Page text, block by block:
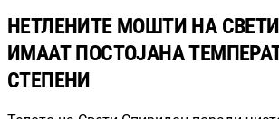
НЕТЛЕНИТЕ МОШТИ НА
ИМААТ ПОСТОЈАНА
СТЕПЕНИ